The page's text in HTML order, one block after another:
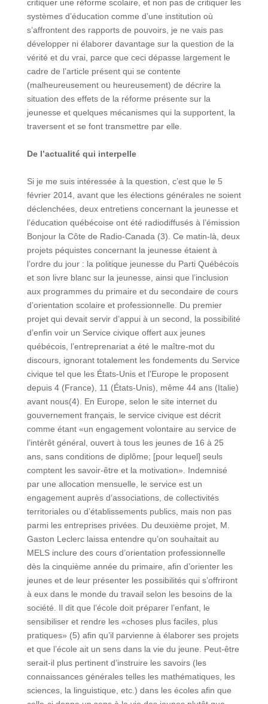
critiquer une réforme scolaire, et non pas de critiquer les
systèmes d’éducation comme d’une institution où
s’affrontent des rapports de pouvoirs, je ne vais pas
développer ni élaborer davantage sur la question de la
vérité et du vrai, parce que ceci dépasse largement le
cadre de l’article présent qui se contente
(malheureusement ou heureusement) de décrire la
situation des effets de la réforme présente sur la
jeunesse et quelques mécanismes qui la supportent, la
traversent et se font transmettre par elle.
De l’actualité qui interpelle
Si je me suis intéressée à la question, c’est que le 5
février 2014, avant que les élections générales ne soient
déclenchées, deux entretiens concernant la jeunesse et
l’éducation québécoise ont été radiodiffusés à l’émission
Bonjour la Côte de Radio-Canada (3). Ce matin-là, deux
projets péquistes concernant la jeunesse étaient à
l’ordre du jour : la politique jeunesse du Parti Québécois
et son livre blanc sur la jeunesse, ainsi que l’inclusion
aux programmes du primaire et du secondaire de cours
d’orientation scolaire et professionnelle. Du premier
projet qui devait servir d’appui à un second, la possibilité
d’enfin voir un Service civique offert aux jeunes
québécois, l’entreprenariat a été le maître-mot du
discours, ignorant totalement les fondements du Service
civique tel que les États-Unis et l’Europe le proposent
depuis 4 (France), 11 (États-Unis), même 44 ans (Italie)
avant nous(4). En Europe, selon le site internet du
gouvernement français, le service civique est décrit
comme étant «un engagement volontaire au service de
l’intérêt général, ouvert à tous les jeunes de 16 à 25
ans, sans conditions de diplôme; [pour lequel] seuls
comptent les savoir-être et la motivation». Indemnisé
par une allocation mensuelle, le service est un
engagement auprès d’associations, de collectivités
territoriales ou d’établissements publics, mais non pas
parmi les entreprises privées. Du deuxième projet, M.
Gaston Leclerc laissa entendre qu’on souhaitait au
MELS inclure des cours d’orientation professionnelle
dès la cinquième année du primaire, afin d’orienter les
jeunes et de leur présenter les possibilités qui s’offriront
à eux dans le monde du travail selon les besoins de la
société. Il dit que l’école doit préparer l’enfant, le
sensibiliser et rendre les «choses plus faciles, plus
pratiques» (5) afin qu’il parvienne à élaborer ses projets
et que l’école ait un sens dans la vie du jeune. Peut-être
serait-il plus pertinent d’instruire les savoirs (les
connaissances générales telles les mathématiques, les
sciences, la linguistique, etc.) dans les écoles afin que